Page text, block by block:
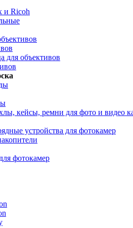
и Ricoh
для объективов
кейсы, ремни для фото и видео
устройства для фотокамер
фотокамер